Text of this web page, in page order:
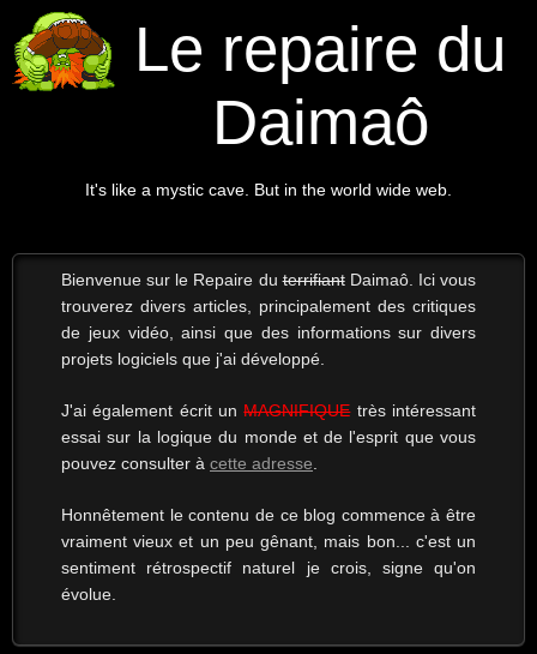
Le repaire du
Daimaô
It's like a mystic cave. But in the world wide web.
Bienvenue sur le Repaire duterrifiantDaimaô. Ici vous
trouverez divers articles, principalement des critiques
de jeux vidéo, ainsi que des informations sur divers
projets logiciels que j'ai développé.
J'ai également écrit unMAGNIFIQUEtrès intéressant
essai sur la logique du monde et de l'esprit que vous
pouvez consulter à cette adresse
Honnêtement le contenu de ce blog commence à être
vraiment vieux et un peu gênant, mais bon... c'est un
sentiment rétrospectif naturel je crois, signe qu'on
évolue.